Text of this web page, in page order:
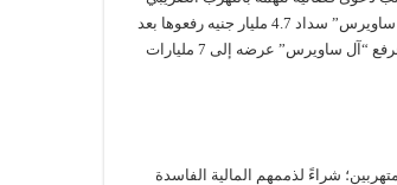
وإخفاء أرباح بلغت 68 مليار جنيه في صفقة بيع أوراسكوم، وبعدها عرض “آل ساويرس” سداد 4.7 مليار جنيه رفعوها بعد
ذلك إلى 6 مليارات جنيه، فيما أصرت الضرائب على أن يسدد 14 مليار جنيه فرفع “آل ساويرس” عرضه إلى 7 مليارات
شراءً لذممهم المالية الفاسدة